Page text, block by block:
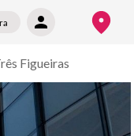
Figueiras